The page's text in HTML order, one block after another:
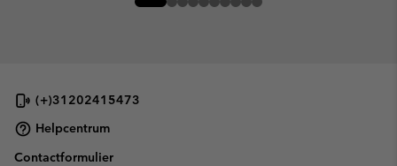
(+)31202415473
Helpcentrum
Contactformulier